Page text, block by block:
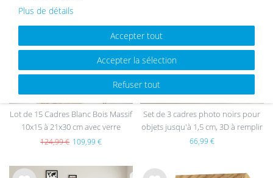
List
e de
sou
s
Lot de 15 Cadres Blanc Bois Massif
10x15 à 21x30 cm avec verre
acrylique
124,99 € 109,99 €
sou
hait
s
Set de 3 cadres photo noirs pour
objets jusqu'à 1,5 cm, 3D à remplir
40x40 cm, profond avec passe-
66,99 €
Plus de détails
Accepter tout
Accepter la sélection
Refuser tout